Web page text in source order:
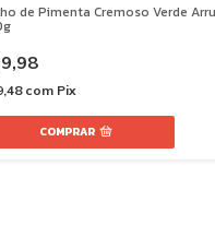
de Pimenta Cremoso Verde
com Pix